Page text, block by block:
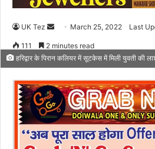
UK Tez
e
n
d
a
e
m
a
March 25, 2022 Last
111 2 minutes read
हरिद्वार के पिरान कलियर में सूटकेस में मिली युवती की